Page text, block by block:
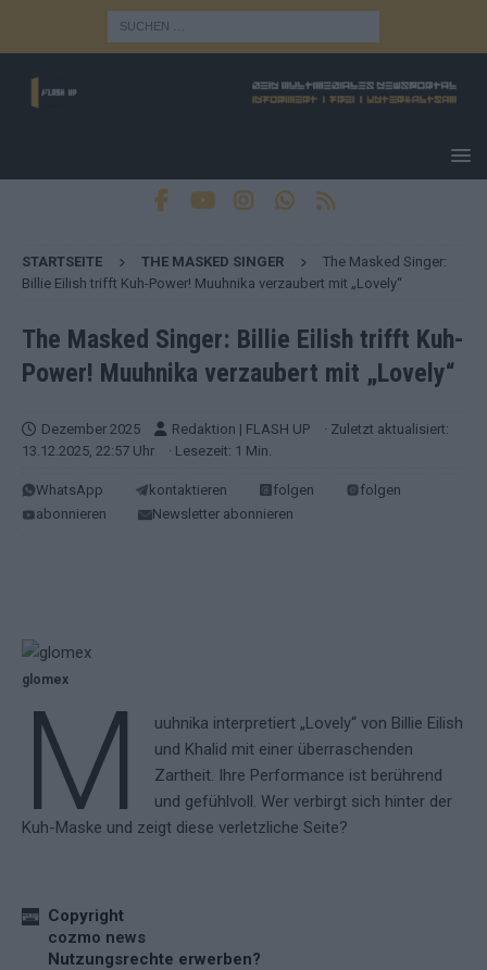
STARTSEITE THE MASKED SINGER
The Masked Singer:
Billie Eilish trifft Kuh-Power! Muuhnika verzaubert mit „Lovely“
The Masked Singer: Billie Eilish trifft Kuh-
Power! Muuhnika verzaubert mit „Lovely“
Dezember 2025 Redaktion | FLASH UP
· Zuletzt aktualisiert:
13.12.2025, 22:57 Uhr
· Lesezeit: 1 Min.
WhatsApp kontaktieren folgen
folgen
abonnieren
Newsletter abonnieren
glomex
M
uuhnika interpretiert „Lovely“ von Billie Eilish
und Khalid mit einer überraschenden
Zartheit. Ihre Performance ist berührend
und gefühlvoll. Wer verbirgt sich hinter der
Kuh-Maske und zeigt diese verletzliche Seite?
Copyright
cozmo news
Nutzungsrechte erwerben?